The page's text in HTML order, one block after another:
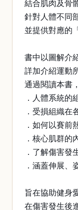
結合肌肉及骨
針對人體不同
並提供對應的
書中以圖解介
詳加介紹運動
通過閱讀本書
．人體系統的
．受損組織在
．如何以賽前
．核心肌群的
．了解傷害發
．涵蓋伸展、
旨在協助健身
在傷害發生後